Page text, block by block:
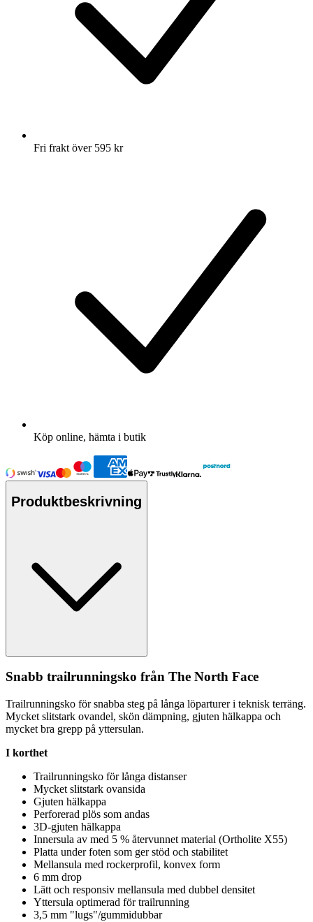
Fri frakt över 595 kr
Köp online, hämta i butik
Produktbeskrivning
Snabb trailrunningsko från The North Face
Trailrunningsko för snabba steg på långa löparturer i teknisk terräng.
Mycket slitstark ovandel, skön dämpning, gjuten hälkappa och
mycket bra grepp på yttersulan.
I korthet
Trailrunningsko för långa distanser
Mycket slitstark ovansida
Gjuten hälkappa
Perforerad plös som andas
3D-gjuten hälkappa
Innersula av med 5 % återvunnet material (Ortholite X55)
Platta under foten som ger stöd och stabilitet
Mellansula med rockerprofil, konvex form
6 mm drop
Lätt och responsiv mellansula med dubbel densitet
Yttersula optimerad för trailrunning
3,5 mm "lugs"/gummidubbar